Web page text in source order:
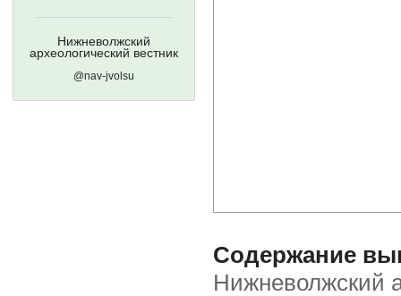
Нижневолжский
археологический вестник
@nav-jvolsu
Содержание
Нижневолжский